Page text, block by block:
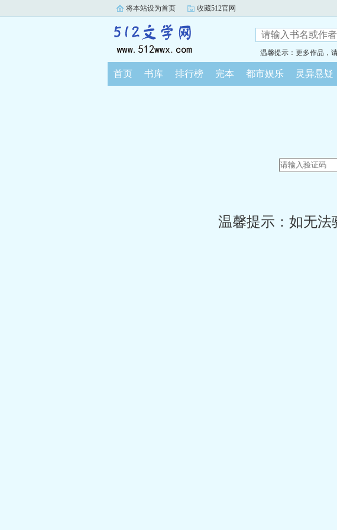
将本站设为首页 收藏512官网
温馨提示：更多作品，
首页 书库 排行榜 完本 都市娱乐 灵异悬疑
温馨提示：如无法